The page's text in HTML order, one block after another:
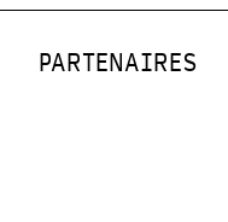
PARTENAIRES